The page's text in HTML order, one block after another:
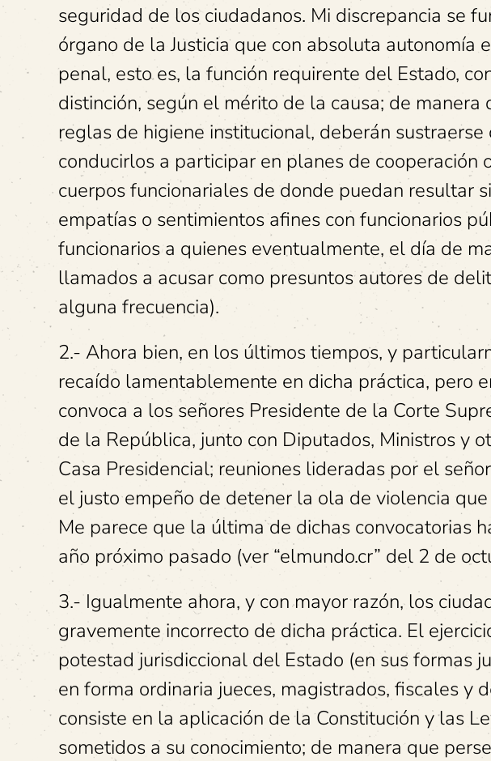
seguridad de los ciudadanos. Mi discrepancia se
órgano de la Justicia que con absoluta autonomía
penal, esto es, la función requirente del Estado,
distinción, según el mérito de la causa; de
reglas de higiene institucional, deberán
conducirlos a participar en planes de cooperación
cuerpos funcionariales de donde puedan resultar
empatías o sentimientos afines con funcionarios
funcionarios a quienes eventualmente, el día de
llamados a acusar como presuntos autores de
alguna frecuencia).
2.- Ahora bien, en los últimos tiempos, y
recaído lamentablemente en dicha práctica, pero
convoca a los señores Presidente de la Corte
de la República, junto con Diputados, Ministros y
Casa Presidencial; reuniones lideradas por el
el justo empeño de detener la ola de violencia
Me parece que la última de dichas convocatorias
año próximo pasado (ver “elmundo.cr” del 2 de
3.- Igualmente ahora, y con mayor razón, los
gravemente incorrecto de dicha práctica. El
potestad jurisdiccional del Estado (en sus formas
en forma ordinaria jueces, magistrados, fiscales y
consiste en la aplicación de la Constitución y las
sometidos a su conocimiento; de manera que